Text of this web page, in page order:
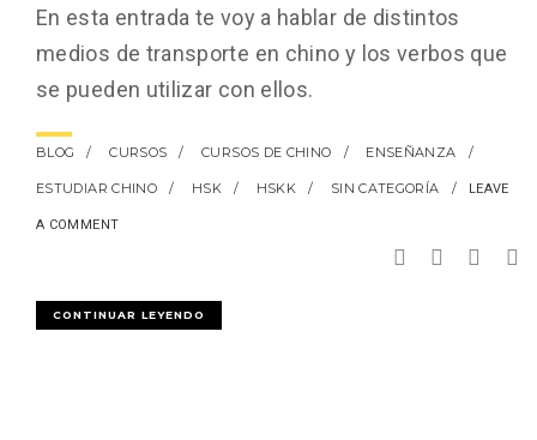
En esta entrada te voy a hablar de distintos
medios de transporte en chino y los verbos que
se pueden utilizar con ellos.
BLOG CURSOS CURSOS DE CHINO ENSEÑANZA
ESTUDIAR CHINO HSK HSKK SIN CATEGORÍA LEAVE
A COMMENT
CONTINUAR LEYENDO